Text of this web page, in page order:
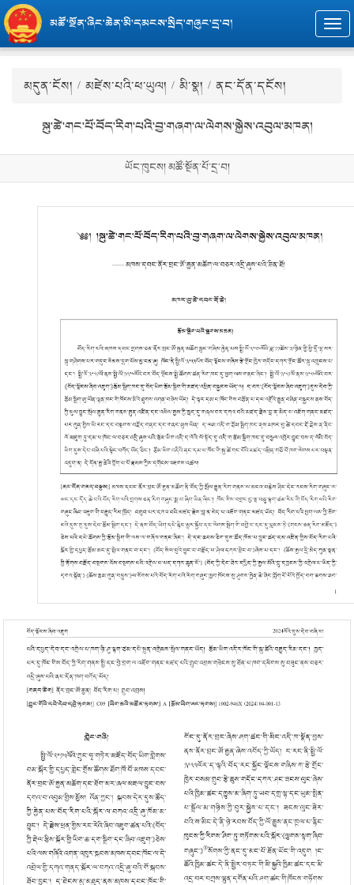
མཚོ་སྔོན་ཞིང་ཆེན་མི་དམངས་སྲིད་གཞུང་དྲ་བ།
མདུན་ངོས། / མཛེས་པའི་ཕ་ཡུལ། / མི་སྣ། / ནང་དོན་དངོས།
སྐུ་ཚེ་གང་པོ་བོད་རིག་པའི་བྱ་གཞག་ལ་ལེགས་སྐྱེས་འབུལ་མཁན།
ཡོང་ཁུངས། མཚོ་སྔོན་པོ་དྲ་བ།